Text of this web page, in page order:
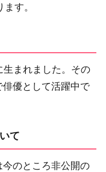
す。
生まれました。その
俳優として活躍中で
て
のところ非公開の